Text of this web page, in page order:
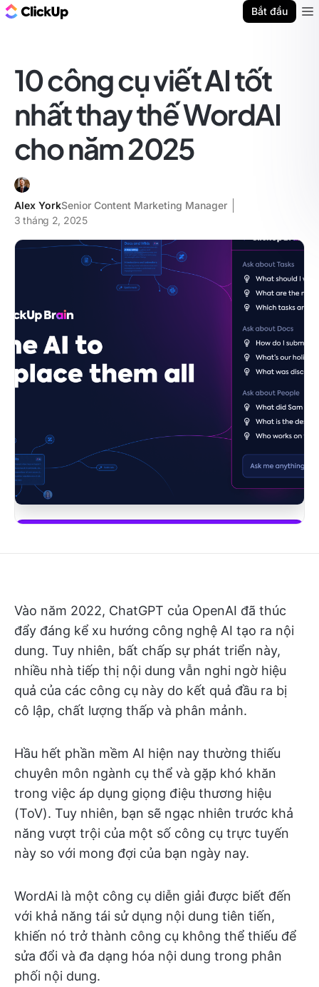
Bắt đầu
10 công cụ viết AI tốt
nhất thay thế WordAI
cho năm 2025
Alex YorkSenior Content Marketing Manager
3 tháng 2, 2025
Vào năm 2022, ChatGPT của OpenAI đã thúc
đẩy đáng kể xu hướng công nghệ AI tạo ra nội
dung. Tuy nhiên, bất chấp sự phát triển này,
nhiều nhà tiếp thị nội dung vẫn nghi ngờ hiệu
quả của các công cụ này do kết quả đầu ra bị
cô lập, chất lượng thấp và phân mảnh.
Hầu hết phần mềm AI hiện nay thường thiếu
chuyên môn ngành cụ thể và gặp khó khăn
trong việc áp dụng giọng điệu thương hiệu
(ToV). Tuy nhiên, bạn sẽ ngạc nhiên trước khả
năng vượt trội của một số công cụ trực tuyến
này so với mong đợi của bạn ngày nay.
WordAi là một công cụ diễn giải được biết đến
với khả năng tái sử dụng nội dung tiên tiến,
khiến nó trở thành công cụ không thể thiếu để
sửa đổi và đa dạng hóa nội dung trong phân
phối nội dung.